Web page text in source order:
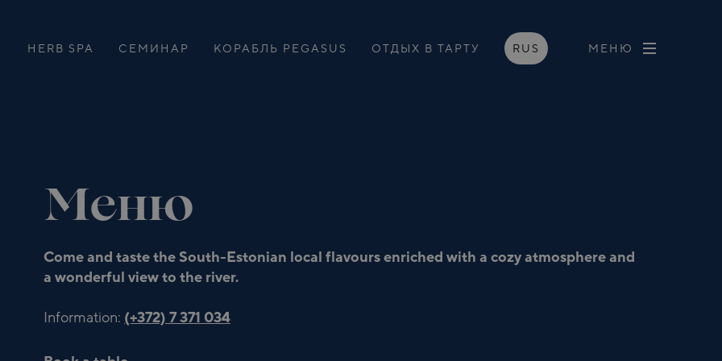
HERB SPA CЕМИНАР КОРАБЛЬ PEGASUS ОТДЫХ В ТАРТУ RUS MЕНЮ
Меню
Come and taste theSouth-Estonian local flavoursenriched with a cozy atmosphere and
a wonderful view to the river.
Information: (+372) 7 371 034